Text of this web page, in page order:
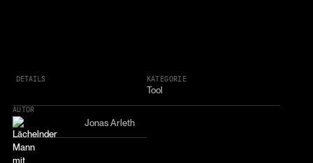
DETAILS KATEGORIE
Tool
AUTOR
Jonas Arleth